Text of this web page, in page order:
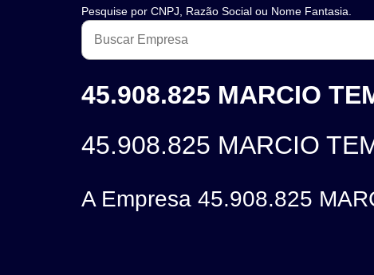
Pesquise por CNPJ, Razão Social ou Nome Fantasia.
45.908.825 MARCIO
45.908.825 MARCIO
A Empresa 45.908.825